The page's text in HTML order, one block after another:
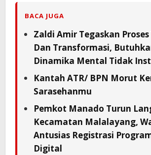
BACA JUGA
Zaldi Amir Tegaskan
Dan Transformasi,
Dinamika Mental Tidak
Kantah ATR/ BPN Morut
Sarasehanmu
Pemkot Manado Turun
Kecamatan Malalayang,
Antusias Registrasi
Digital